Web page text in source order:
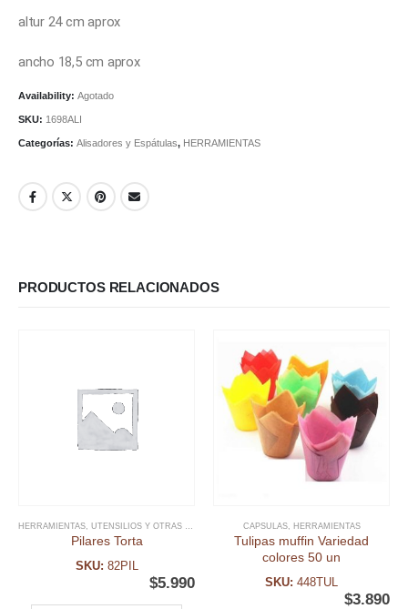
altur 24 cm aprox
ancho 18,5 cm aprox
Availability: Agotado
SKU: 1698ALI
Categorías: Alisadores y Espátulas, HERRAMIENTAS
PRODUCTOS RELACIONADOS
HERRAMIENTAS, UTENSILIOS Y OTRAS HERRAMIENTAS
Pilares Torta
SKU: 82PIL
$5.990
CAPSULAS, HERRAMIENTAS
Tulipas muffin Variedad
colores 50 un
SKU: 448TUL
$3.890